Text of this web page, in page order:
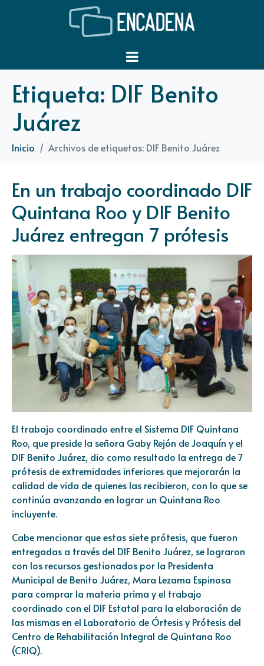
Etiqueta: DIF Benito
Juárez
Inicio Archivos de etiquetas: DIF Benito Juárez
En un trabajo coordinado DIF
Quintana Roo y DIF Benito
Juárez entregan 7 prótesis
El trabajo coordinado entre el Sistema DIF Quintana
Roo, que preside la señora Gaby Rejón de Joaquín y el
DIF Benito Juárez, dio como resultado la entrega de 7
prótesis de extremidades inferiores que mejorarán la
calidad de vida de quienes las recibieron, con lo que se
continúa avanzando en lograr un Quintana Roo
incluyente.
Cabe mencionar que estas siete prótesis, que fueron
entregadas a través del DIF Benito Juárez, se lograron
con los recursos gestionados por la Presidenta
Municipal de Benito Juárez, Mara Lezama Espinosa
para comprar la materia prima y el trabajo
coordinado con el DIF Estatal para la elaboración de
las mismas en el Laboratorio de Órtesis y Prótesis del
Centro de Rehabilitación Integral de Quintana Roo
(CRIQ).